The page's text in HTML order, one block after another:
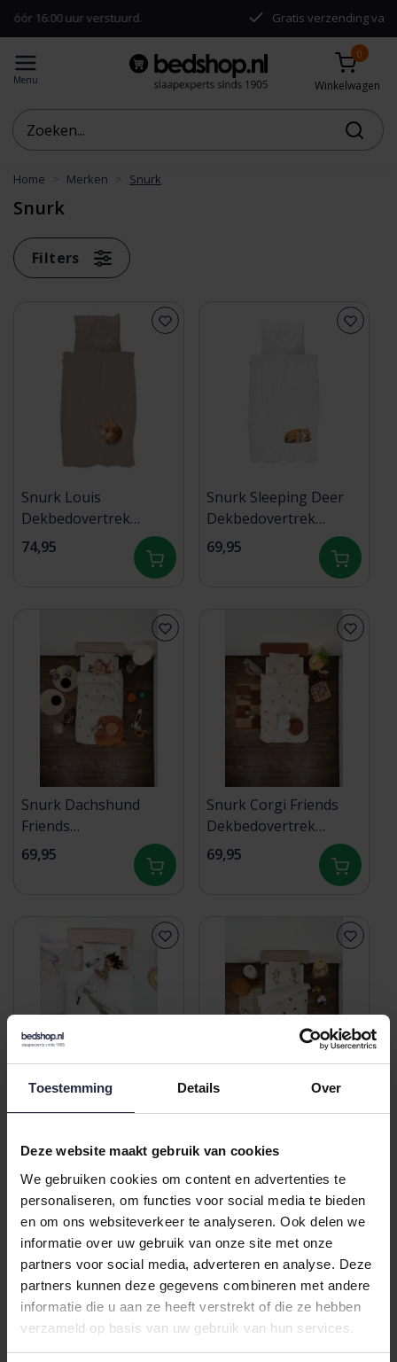
Toestemming Details Over
Deze website maakt gebruik van cookies
We gebruiken cookies om content en advertenties te
personaliseren, om functies voor social media te bieden
en om ons websiteverkeer te analyseren. Ook delen we
informatie over uw gebruik van onze site met onze
partners voor social media, adverteren en analyse. Deze
partners kunnen deze gegevens combineren met andere
informatie die u aan ze heeft verstrekt of die ze hebben
verzameld op basis van uw gebruik van hun services.
uur verstuurd. Gratis verzending vanaf €50,-
Menu
0
Winkelwagen
Home Merken Snurk
Snurk
Filters
Snurk Louis
Dekbedovertrek
140x200/220 cm
74,95
Snurk Sleeping Deer
Dekbedovertrek
140x200/220 cm
69,95
Snurk Dachshund
Friends
Dekbedovertrek
69,95
Snurk Corgi Friends
Dekbedovertrek
140x200/220 cm
69,95
Snurk Unicorn
140x200/220 cm
74,95
Snurk Kitten Friends
140x200/220 cm
69,95